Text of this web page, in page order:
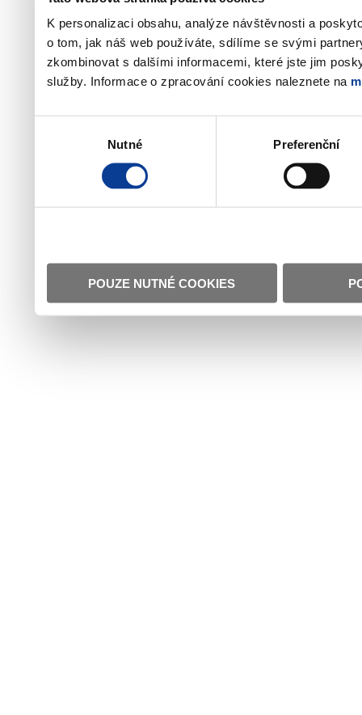
K personalizaci obsahu, analýze návštěvnosti a
o tom, jak náš web používáte, sdílíme se svými
zkombinovat s dalšími informacemi, které jste jim
služby. Informace o zpracování cookies naleznete na
Nutné Preferenční
POUZE NUTNÉ COOKIES